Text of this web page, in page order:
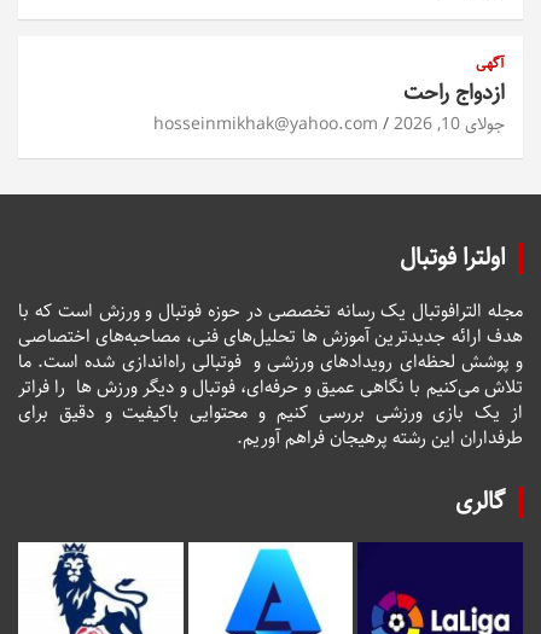
آگهی
ازدواج راحت
جولای 10, 2026 hosseinmikhak@yahoo.com
اولترا فوتبال
مجله الترافوتبال یک رسانه تخصصی در حوزه فوتبال و ورزش است که با
هدف ارائه جدیدترین آموزش ها تحلیل‌های فنی، مصاحبه‌های اختصاصی
و پوشش لحظه‌ای رویدادهای ورزشی و فوتبالی راه‌اندازی شده است. ما
تلاش می‌کنیم با نگاهی عمیق و حرفه‌ای، فوتبال و دیگر ورزش ها را فراتر
از یک بازی ورزشی بررسی کنیم و محتوایی باکیفیت و دقیق برای
طرفداران این رشته پرهیجان فراهم آوریم.
گالری